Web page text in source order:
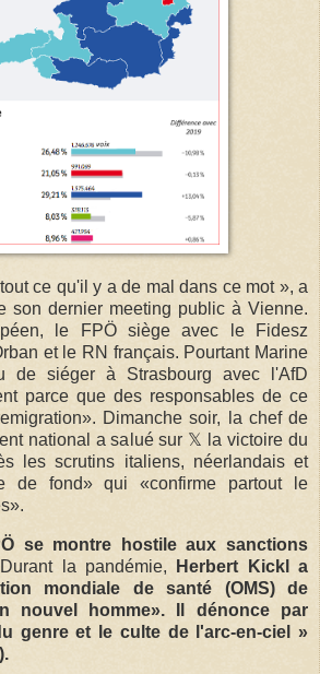
ce qu'il y a de mal dans ce mot », a
son dernier meeting public à Vienne.
le FPÖ siège avec le Fidesz
et le RN français. Pourtant Marine
de siéger à Strasbourg avec l'AfD
parce que des responsables de ce
Dimanche soir, la chef de
national a salué sur 𝕏 la victoire du
les scrutins italiens, néerlandais et
de fond» qui «confirme partout le
se montre hostile aux sanctions
la pandémie,
Herbert Kickl a
mondiale de santé (OMS) de
nouvel homme». Il dénonce par
genre et le culte de l'arc-en-ciel »